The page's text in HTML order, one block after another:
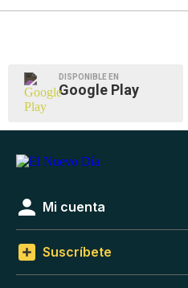
DISPONIBLE EN
Google Play
Mi cuenta
Suscríbete